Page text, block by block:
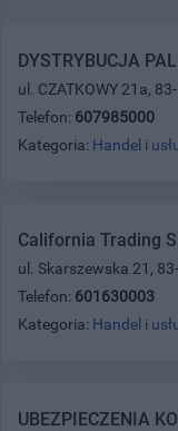
DYSTRYBUCJA
ul. CZATKOWY 21a,
Telefon: 607985000
Kategoria: Handel i
California Trading
ul. Skarszewska 21,
Telefon: 601630003
Kategoria: Handel i
UBEZPIECZENIA